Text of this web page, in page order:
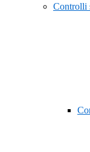
Controlli